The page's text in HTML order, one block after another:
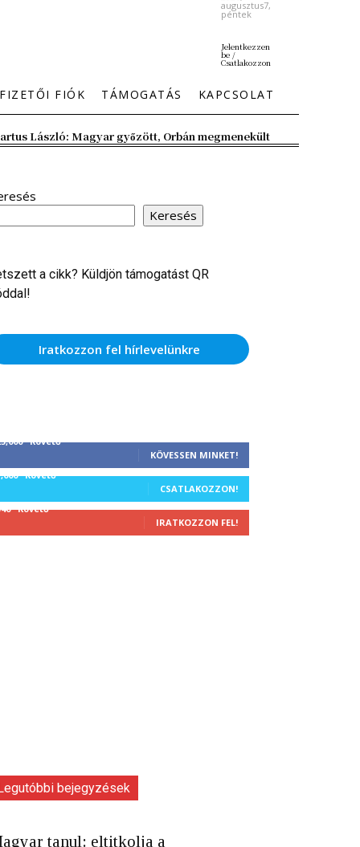
augusztus7,
péntek
Jelentkezzen
be /
Csatlakozzon
FIÓK TÁMOGATÁS KAPCSOLAT
László: Magyar győzött, Orbán megmenekült
Keresés
a cikk? Küldjön támogatást QR
Iratkozzon fel hírlevelünkre
Követő
KÖVESSEN MINKET!
Követő
CSATLAKOZZON!
Követő
IRATKOZZON FEL!
bejegyzések
tanul: eltitkolja a